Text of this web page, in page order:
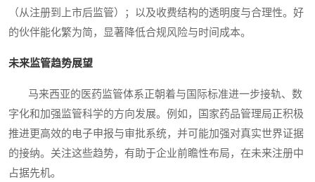
（从注册到上市后监管）；以及收费结构的透明度与合理性。好
的伙伴能化繁为简，显著降低合规风险与时间成本。
未来监管趋势展望
马来西亚的医药监管体系正朝着与国际标准进一步接轨、数
字化和加强监管科学的方向发展。例如，国家药品管理局正积极
推进更高效的电子申报与审批系统，并可能加强对真实世界证据
的接纳。关注这些趋势，有助于企业前瞻性布局，在未来注册中
占据先机。